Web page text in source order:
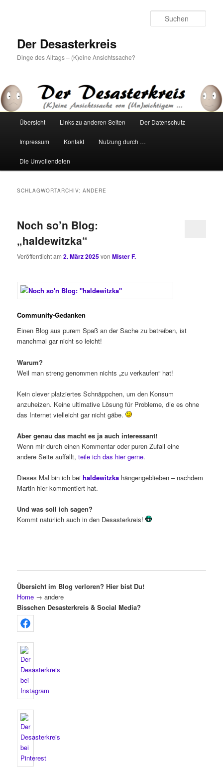
Der Desasterkreis
Dinge des Alltags – (K)eine Ansichtssache?
HauptmenüÜbersicht Links zu anderen Seiten Der Datenschutz
Impressum Kontakt Nutzung durch …
Die Unvollendeten
SCHLAGWORTARCHIV:ANDERE
Noch so’n Blog:
„haldewitzka“
Veröffentlicht am2. März 2025vonMister F.
Community-Gedanken
Einen Blog aus purem Spaß an der Sache zu betreiben, ist
manchmal gar nicht so leicht!
Warum?
Weil man streng genommen nichts „zu verkaufen“ hat!
Kein clever platziertes Schnäppchen, um den Konsum
anzuheizen. Keine ultimative Lösung für Probleme, die es ohne
das Internet vielleicht gar nicht gäbe.
Aber genau das macht es ja auch interessant!
Wenn mir durch einen Kommentar oder puren Zufall eine
andere Seite auffällt, teile ich das hier gerne.
Dieses Mal bin ich beihaldewitzka hängengeblieben – nachdem
Martin hier kommentiert hat.
Und was soll ich sagen?
Kommt natürlich auch in den Desasterkreis!
Übersicht im Blog verloren? Hier bist Du!
Home → andere
Bisschen Desasterkreis & Social Media?